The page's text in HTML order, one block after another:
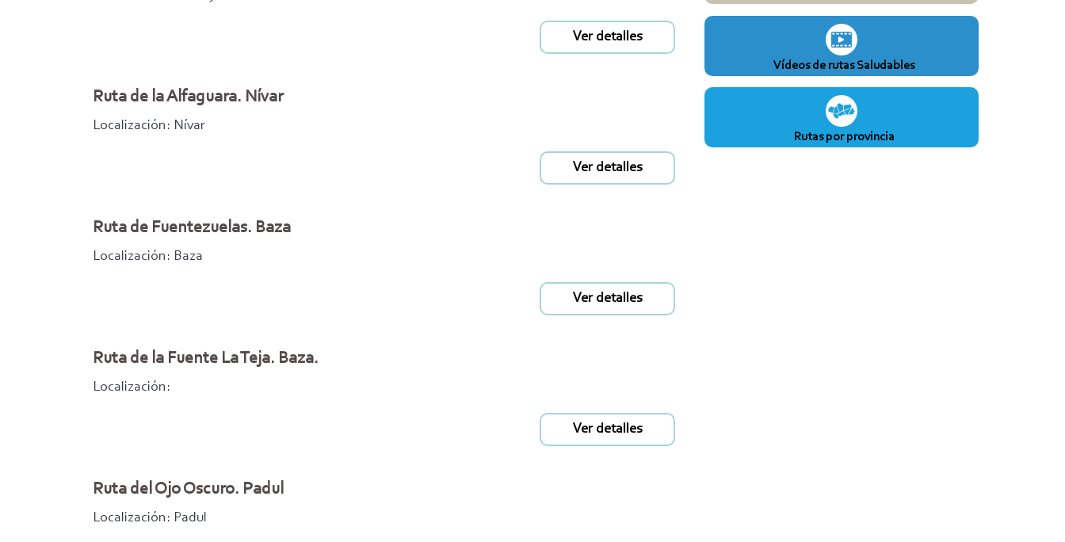
Vídeos de rutas Saludables
Rutas por provincia
Ver detalles
Ruta de la Alfaguara. Nívar
Localización: Nívar
Ver detalles
Ruta de Fuentezuelas. Baza
Localización: Baza
Ver detalles
Ruta de la Fuente La Teja. Baza.
Localización:
Ver detalles
Ruta del Ojo Oscuro. Padul
Localización: Padul